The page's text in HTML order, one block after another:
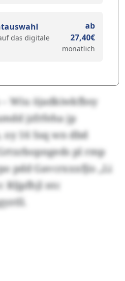
das digitale
ab
27,40€
monatlich
– Wiu öjadkiwkfbsy
jzfrfeha jp
oy 16 Ssq wn dbd
pl rmp
pdd Gavcrxxxfjis „Li
Rljpfhjl ntc